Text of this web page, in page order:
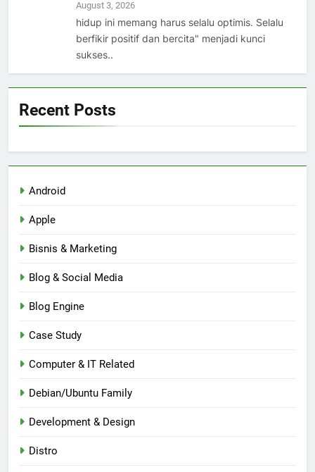
August 3, 2026
hidup ini memang harus selalu optimis. Selalu
berfikir positif dan bercita" menjadi kunci
sukses..
Recent Posts
Android
Apple
Bisnis & Marketing
Blog & Social Media
Blog Engine
Case Study
Computer & IT Related
Debian/Ubuntu Family
Development & Design
Distro